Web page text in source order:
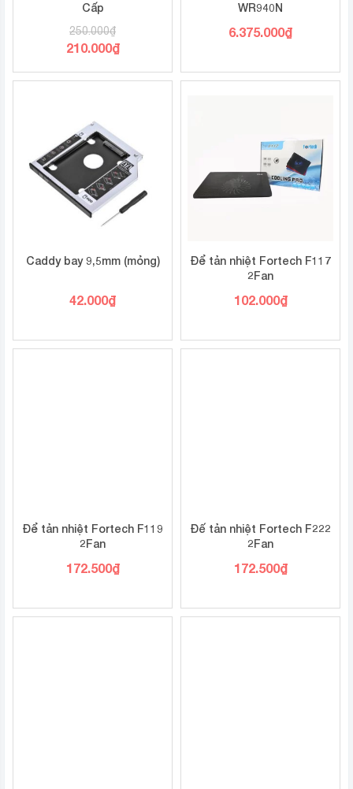
Cấp
250.000₫
210.000₫
WR940N
6.375.000₫
Caddy bay 9,5mm (mỏng)
42.000₫
Để tản nhiệt Fortech F117
2Fan
102.000₫
Để tản nhiệt Fortech F119
2Fan
172.500₫
Đế tản nhiệt Fortech F222
2Fan
172.500₫